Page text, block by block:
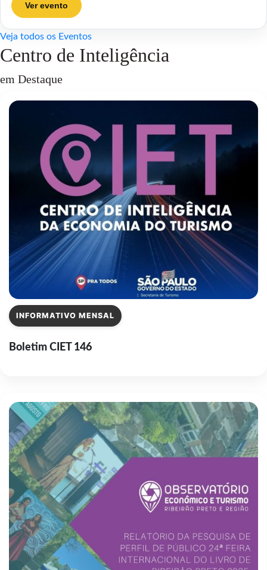
Ver evento
Veja todos os Eventos
Centro de Inteligência
em Destaque
INFORMATIVO MENSAL
Boletim CIET 146